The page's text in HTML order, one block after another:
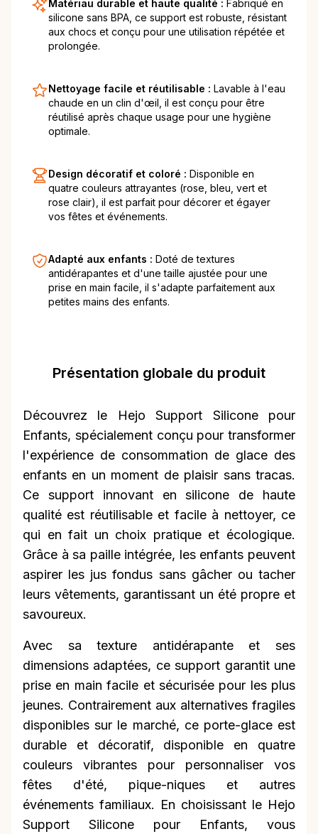
Matériau durable et haute qualité : Fabriqué en
silicone sans BPA, ce support est robuste, résistant
aux chocs et conçu pour une utilisation répétée et
prolongée.
Nettoyage facile et réutilisable : Lavable à l'eau
chaude en un clin d'œil, il est conçu pour être
réutilisé après chaque usage pour une hygiène
optimale.
Design décoratif et coloré : Disponible en
quatre couleurs attrayantes (rose, bleu, vert et
rose clair), il est parfait pour décorer et égayer
vos fêtes et événements.
Adapté aux enfants : Doté de textures
antidérapantes et d'une taille ajustée pour une
prise en main facile, il s'adapte parfaitement aux
petites mains des enfants.
Présentation globale du produit
Découvrez le Hejo Support Silicone pour
Enfants, spécialement conçu pour transformer
l'expérience de consommation de glace des
enfants en un moment de plaisir sans tracas.
Ce support innovant en silicone de haute
qualité est réutilisable et facile à nettoyer, ce
qui en fait un choix pratique et écologique.
Grâce à sa paille intégrée, les enfants peuvent
aspirer les jus fondus sans gâcher ou tacher
leurs vêtements, garantissant un été propre et
savoureux.
Avec sa texture antidérapante et ses
dimensions adaptées, ce support garantit une
prise en main facile et sécurisée pour les plus
jeunes. Contrairement aux alternatives fragiles
disponibles sur le marché, ce porte-glace est
durable et décoratif, disponible en quatre
couleurs vibrantes pour personnaliser vos
fêtes d'été, pique-niques et autres
événements familiaux. En choisissant le Hejo
Support Silicone pour Enfants, vous